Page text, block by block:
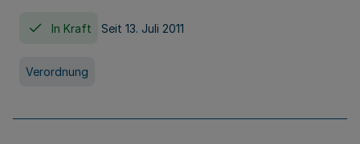
In Kraft Seit 13. Juli 2011
Verordnung